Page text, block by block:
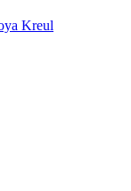
Kreul